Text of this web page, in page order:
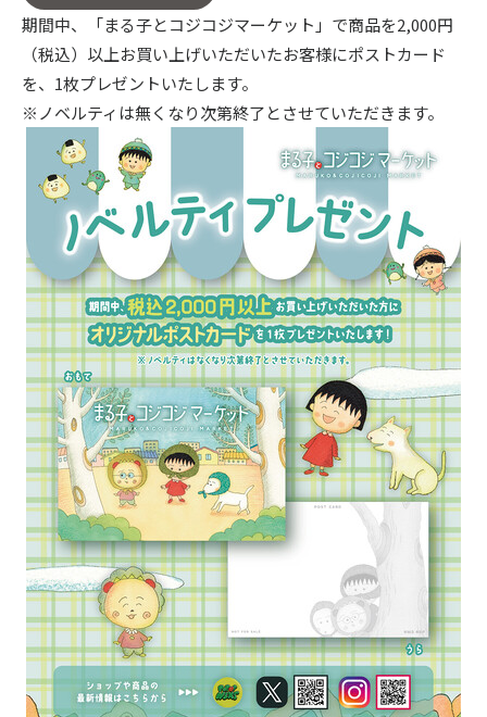
期間中、「まる子とコジコジマーケット」で商品を2,000円
（税込）以上お買い上げいただいたお客様にポストカード
を、1枚プレゼントいたします。
※ノベルティは無くなり次第終了とさせていただきます。